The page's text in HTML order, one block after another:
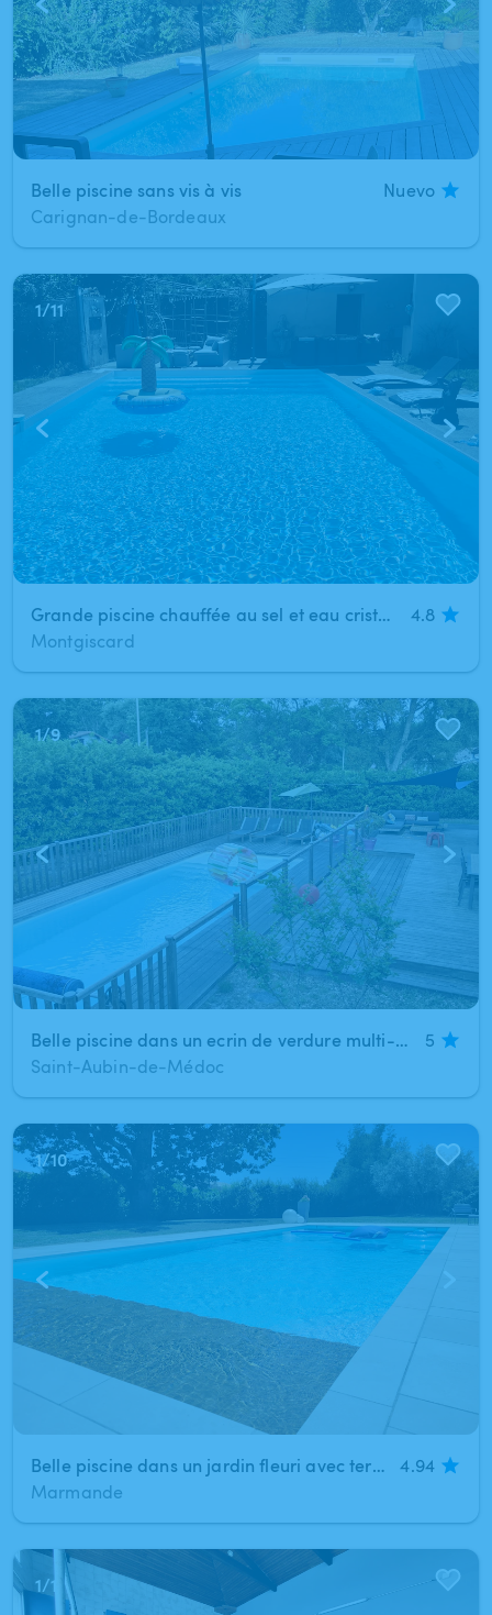
Belle piscine sans vis à vis
Nuevo
Carignan-de-Bordeaux
1/11
Grande piscine chauffée au sel et eau cristalline
4.8
Montgiscard
1/9
Belle piscine dans un ecrin de verdure multi-activités proche de Bordeaux
5
Saint-Aubin-de-Médoc
1/10
Belle piscine dans un jardin fleuri avec terrasse aménagée
4.94
Marmande
1/1